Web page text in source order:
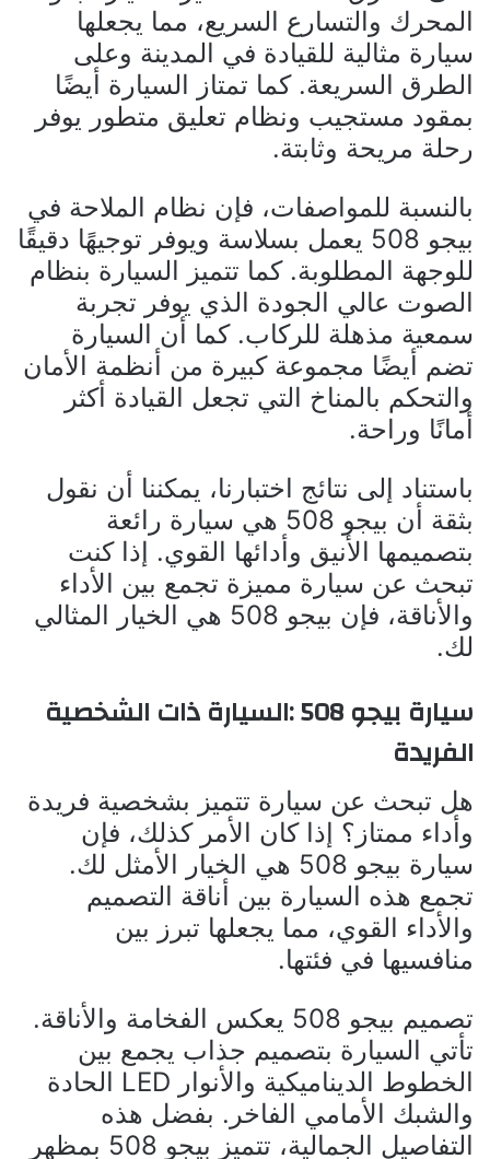
المحرك والتسارع السريع، مما يجعلها
سيارة مثالية للقيادة في المدينة وعلى
الطرق السريعة. كما تمتاز السيارة أيضًا
بمقود مستجيب ونظام تعليق متطور يوفر
رحلة مريحة وثابتة.
بالنسبة للمواصفات، فإن نظام الملاحة في
بيجو 508 يعمل بسلاسة ويوفر توجيهًا دقيقًا
للوجهة المطلوبة. كما تتميز السيارة بنظام
الصوت عالي الجودة الذي يوفر تجربة
سمعية مذهلة للركاب. كما أن السيارة
تضم أيضًا مجموعة كبيرة من أنظمة الأمان
والتحكم بالمناخ التي تجعل القيادة أكثر
أمانًا وراحة.
باستناد إلى نتائج اختبارنا، يمكننا أن نقول
بثقة أن بيجو 508 هي سيارة رائعة
بتصميمها الأنيق وأدائها القوي. إذا كنت
تبحث عن سيارة مميزة تجمع بين الأداء
والأناقة، فإن بيجو 508 هي الخيار المثالي
لك.
سيارة بيجو 508 :السيارة ذات الشخصية
الفريدة
هل تبحث عن سيارة تتميز بشخصية فريدة
وأداء ممتاز؟ إذا كان الأمر كذلك، فإن
سيارة بيجو 508 هي الخيار الأمثل لك.
تجمع هذه السيارة بين أناقة التصميم
والأداء القوي، مما يجعلها تبرز بين
منافسيها في فئتها.
تصميم بيجو 508 يعكس الفخامة والأناقة.
تأتي السيارة بتصميم جذاب يجمع بين
الخطوط الديناميكية والأنوار LED الحادة
والشبك الأمامي الفاخر. بفضل هذه
التفاصيل الجمالية، تتميز بيجو 508 بمظهر